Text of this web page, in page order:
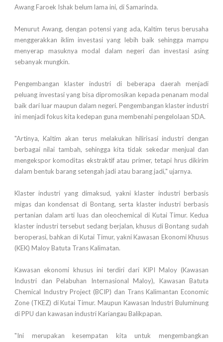
Awang Faroek Ishak belum lama ini, di Samarinda.
Menurut Awang, dengan potensi yang ada, Kaltim terus berusaha
menggerakkan iklim investasi yang lebih baik sehingga mampu
menyerap masuknya modal dalam negeri dan investasi asing
sebanyak mungkin.
Pengembangan klaster industri di beberapa daerah menjadi
peluang investasi yang bisa dipromosikan kepada penanam modal
baik dari luar maupun dalam negeri. Pengembangan klaster industri
ini menjadi fokus kita kedepan guna membenahi pengelolaan SDA.
"Artinya, Kaltim akan terus melakukan hilirisasi industri dengan
berbagai nilai tambah, sehingga kita tidak sekedar menjual dan
mengekspor komoditas ekstraktif atau primer, tetapi hrus dikirim
dalam bentuk barang setengah jadi atau barang jadi," ujarnya.
Klaster industri yang dimaksud, yakni klaster industri berbasis
migas dan kondensat di Bontang, serta klaster industri berbasis
pertanian dalam arti luas dan oleochemical di Kutai Timur. Kedua
klaster industri tersebut sedang berjalan, khusus di Bontang sudah
beroperasi, bahkan di Kutai Timur, yakni Kawasan Ekonomi Khusus
(KEK) Maloy Batuta Trans Kalimatan.
Kawasan ekonomi khusus ini terdiri dari KIPI Maloy (Kawasan
Industri dan Pelabuhan Internasional Maloy), Kawasan Batuta
Chemical Industry Project (BCIP) dan Trans Kalimantan Economic
Zone (TKEZ) di Kutai Timur. Maupun Kawasan Industri Buluminung
di PPU dan kawasan industri Kariangau Balikpapan.
"Ini merupakan kesempatan kita untuk mengembangkan